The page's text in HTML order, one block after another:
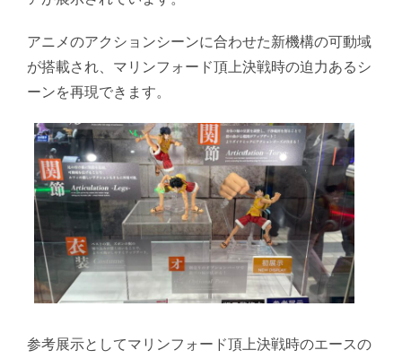
アニメのアクションシーンに合わせた新機構の可動域
が搭載され、マリンフォード頂上決戦時の迫力あるシ
ーンを再現できます。
参考展示としてマリンフォード頂上決戦時のエースの